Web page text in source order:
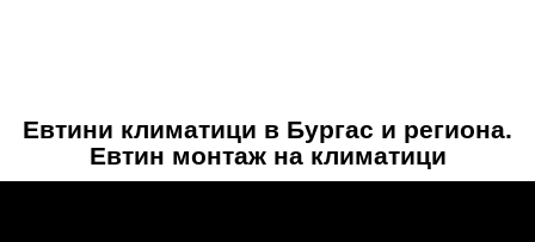
Евтини климатици в Бургас и региона.
Евтин монтаж на климатици